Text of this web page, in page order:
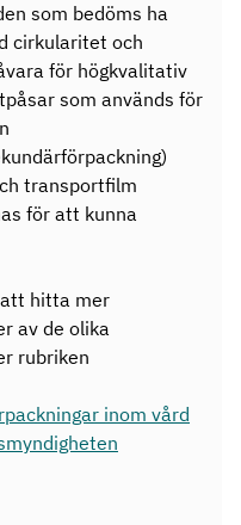
som bedöms ha
cirkularitet och
för högkvalitativ
som används för
transportfilm
för att kunna
hitta mer
av de olika
rubriken
inom vård